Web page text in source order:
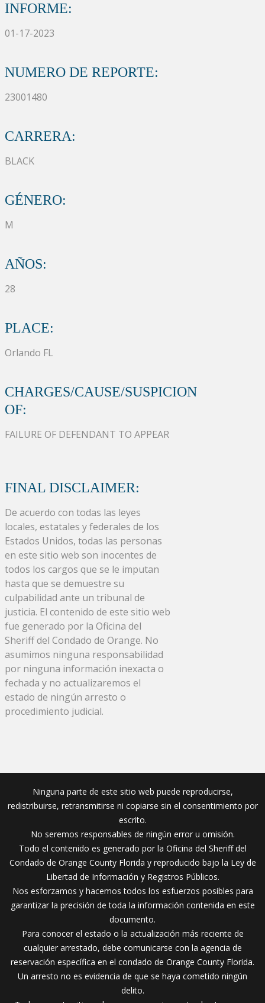
INFORME:
01-17-2023
NUMERO DE REPORTE:
23001480
CARRERA:
BLACK
GÉNERO:
M
AÑOS:
28
PLACE:
Orlando FL
CHARGES/CAUSE/SUSPICION
OF:
FAILURE OF DEFENDANT TO APPEAR
FINAL DISCLAIMER:
De acuerdo con todas las leyes
locales, estatales y federales de los
Estados Unidos, todas las personas
en este sitio web son inocentes de
todos los cargos que se le imputan
hasta que se demuestre su
culpabilidad ante un tribunal de
justicia. El contenido de este sitio web
fue generado por la Oficina del
Sheriff del Condado de Orange. No
asumimos ninguna responsabilidad
por ninguna información inexacta o
fechada y no actualizaremos el
estado de ningún arresto o
procedimiento judicial.
Ninguna parte de este sitio web puede reproducirse,
redistribuirse, retransmitirse ni copiarse sin el consentimiento por
escrito.
No seremos responsables de ningún error u omisión.
Todo el contenido es generado por la Oficina del Sheriff del
Condado de Orange County Florida y reproducido bajo la Ley de
Libertad de Información y Registros Públicos.
Nos esforzamos y hacemos todos los esfuerzos posibles para
garantizar la precisión de toda la información contenida en este
documento.
Para conocer el estado o la actualización más reciente de
cualquier arrestado, debe comunicarse con la agencia de
reservación específica en el condado de Orange County Florida.
Un arresto no es evidencia de que se haya cometido ningún
delito.